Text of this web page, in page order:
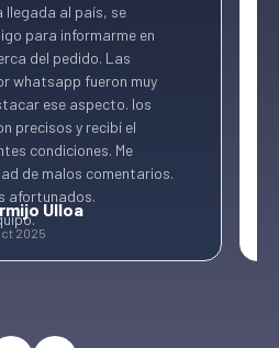
llegada al país, se
para informarme en
del pedido. Las
whatsapp fueron muy
ese aspecto. los
precisos y recibí el
condiciones. Me
de malos comentarios.
afortunados.
Ulloa
2025